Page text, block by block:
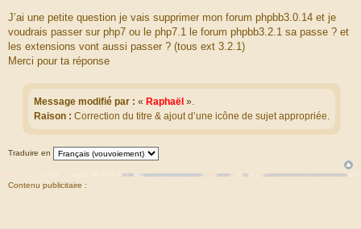
g
e
J’ai une petite question je vais supprimer mon forum phpbb3.0.14 et je
voudrais passer sur php7 ou le php7.1 le forum phpbb3.2.1 sa passe ? et
les extensions vont aussi passer ? (tous ext 3.2.1)
Merci pour ta réponse
Message modifié par : « Raphaël ».
Raison : Correction du titre & ajout d’une icône de sujet appropriée.
Traduire en
Contenu publicitaire :